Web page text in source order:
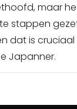
maar
stappen
dat is cruciaal
Japanner.